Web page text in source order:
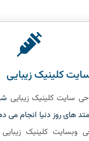
کلینیک زیبایی
سایت کلینیک زیبایی
های روز دنیا انجام
وبسایت کلینیک زیبایی